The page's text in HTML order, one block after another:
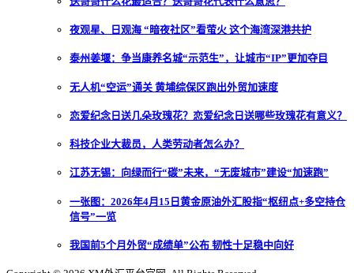
夜观星、日观海 “暗夜社区”看萤火 这个海湾深港共护
泰州姜堰：争当康养名城“示范生”，让城市“IP”更加夺目
无人机“空运”通关 黄埔综保区跑出外贸加速度
恋爱纪念日送几朵玫瑰花？恋爱纪念日送哪些玫瑰花有意义？
科技企业大裁员，人类劳动者怎么办？
江苏无锡：向绿而行“碳”未来，“无废城市”建设“加速跑”
一张图：2026年4月15日黄金原油外汇股指“枢纽点+多空持仓
信号”一览
我国前5个月外贸“成绩单”公布 韧性十足稳中向好